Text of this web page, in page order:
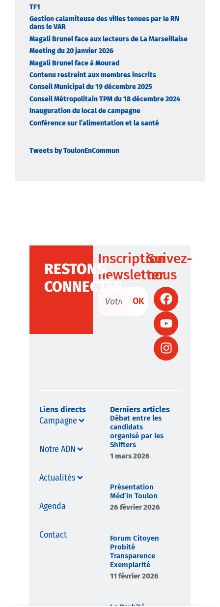
TF1
Gestion calamiteuse des villes tenues par le RN
dans le VAR
Magali Brunel face aux lecteurs de La Marseillaise
Meeting du 20 janvier 2026
Magali Brunel face à Mourad
Contenu restreint aux membres inscrits
Conseil Municipal du 19 décembre 2025
Conseil Métropolitain TPM du 18 décembre 2024
Inauguration du local de campagne
Conférence sur l’alimentation et la santé
Tweets by ToulonEnCommun
Inscription
newsletter
OK
Suivez-
nous
RESTONS
CONNECTÉS
Liens directs
Campagne
Notre ADN
Actualités
Agenda
Contact
Derniers articles
Débat entre les
candidats
organisé par les
Shifters
1 mars 2026
Présentation
Méd’in Toulon
26 février 2026
Forum Citoyen
Probité
Transparence
Exemplarité
11 février 2026